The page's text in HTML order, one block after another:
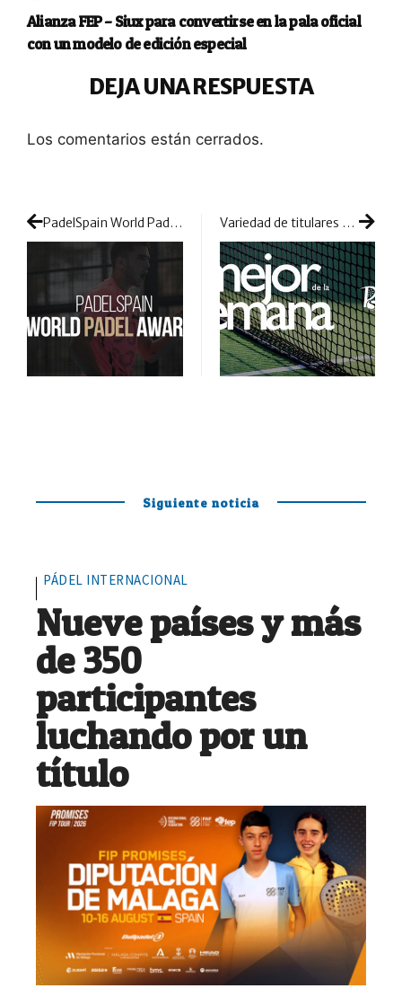
Alianza FEP – Siux para convertirse en la pala oficial
con un modelo de edición especial
DEJA UNA RESPUESTA
Los comentarios están cerrados.
PadelSpain World Padel Awards 2022: octava edición con novedades y un regreso muy destacado Variedad de titulares y anuncios en una semana que enfoca en Suecia nuestra atención
Siguiente noticia
PÁDEL INTERNACIONAL
Nueve países y más
de 350
participantes
luchando por un
título